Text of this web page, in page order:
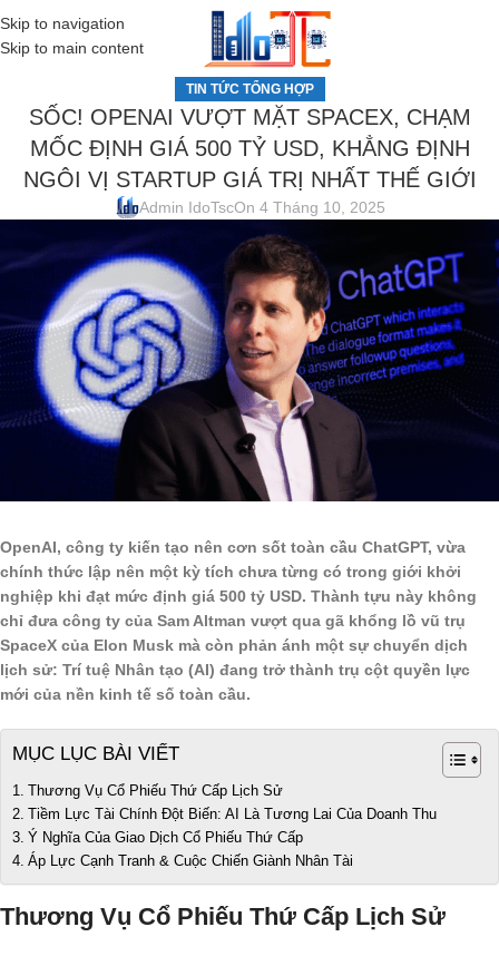
Skip to navigation
Skip to main content
MENU
TIN TỨC TỔNG HỢP
SỐC! OPENAI VƯỢT MẶT SPACEX, CHẠM
MỐC ĐỊNH GIÁ 500 TỶ USD, KHẲNG ĐỊNH
NGÔI VỊ STARTUP GIÁ TRỊ NHẤT THẾ GIỚI
Admin IdoTscOn 4 Tháng 10, 2025
OpenAI, công ty kiến tạo nên cơn sốt toàn cầu ChatGPT, vừa
chính thức lập nên một kỳ tích chưa từng có trong giới khởi
nghiệp khi đạt mức định giá 500 tỷ USD. Thành tựu này không
chỉ đưa công ty của Sam Altman vượt qua gã khổng lồ vũ trụ
SpaceX của Elon Musk mà còn phản ánh một sự chuyển dịch
lịch sử: Trí tuệ Nhân tạo (AI) đang trở thành trụ cột quyền lực
mới của nền kinh tế số toàn cầu.
MỤC LỤC BÀI VIẾT
Thương Vụ Cổ Phiếu Thứ Cấp Lịch Sử
Tiềm Lực Tài Chính Đột Biến: AI Là Tương Lai Của Doanh Thu
Ý Nghĩa Của Giao Dịch Cổ Phiếu Thứ Cấp
Áp Lực Cạnh Tranh & Cuộc Chiến Giành Nhân Tài
Thương Vụ Cổ Phiếu Thứ Cấp Lịch Sử